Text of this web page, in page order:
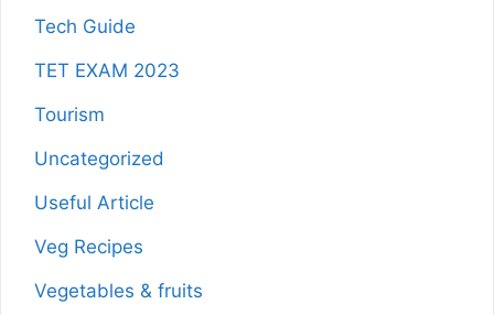
Tech Guide
TET EXAM 2023
Tourism
Uncategorized
Useful Article
Veg Recipes
Vegetables & fruits